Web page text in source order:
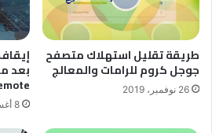
طريقة تقليل استهلاك متصفح
جوجل كروم للرامات والمعالج
26 نوفمبر، 2019
بعد
8 أغسطس، 2019